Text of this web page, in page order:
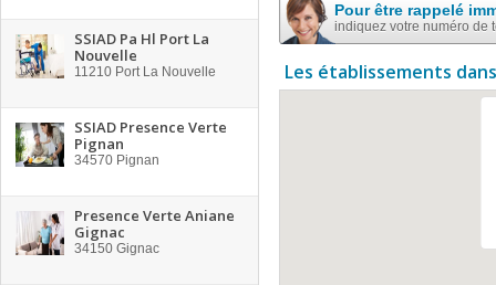
SSIAD Pa Hl Port La
Nouvelle
11210 Port La Nouvelle
SSIAD Presence Verte
Pignan
34570 Pignan
Presence Verte Aniane
Gignac
34150 Gignac
Pour être rappelé
indiquez votre numéro de
Les établissements